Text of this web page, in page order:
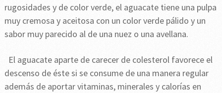
rugosidades y de color verde, el aguacate tiene una pulpa
muy cremosa y aceitosa con un color verde pálido y un
sabor muy parecido al de una nuez o una avellana.
El aguacate aparte de carecer de colesterol favorece el
descenso de éste si se consume de una manera regular
además de aportar vitaminas, minerales y calorías en